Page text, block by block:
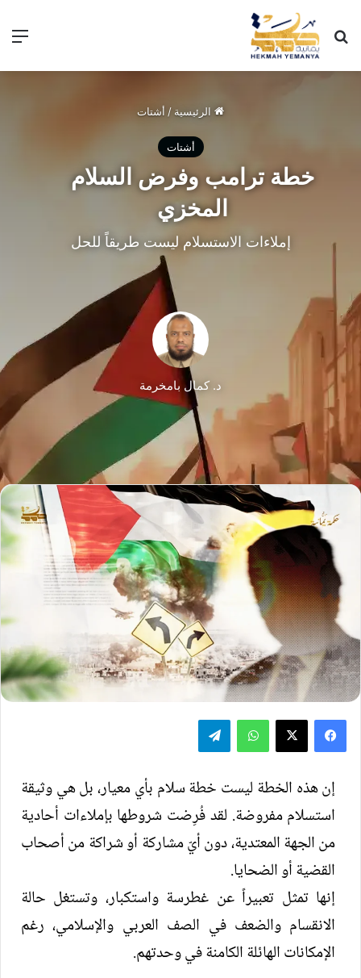
الرئيسية / أشتات
أشتات
خطة ترامب وفرض السلام
المخزي
إملاءات الاستسلام ليست طريقاً للحل
د. كمال بامخرمة
إن هذه الخطة ليست خطة سلام بأي معيار، بل هي وثيقة
استسلام مفروضة. لقد فُرِضت شروطها بإملاءات أحادية
من الجهة المعتدية، دون أيّ مشاركة أو شراكة من أصحاب
القضية أو الضحايا.
إنها تمثل تعبيراً عن غطرسة واستكبار، وتستغل حالة
الانقسام والضعف في الصف العربي والإسلامي، رغم
الإمكانات الهائلة الكامنة في وحدتهم.